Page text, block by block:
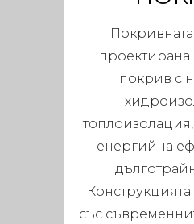
проектирана
покрив с
енергийна
със